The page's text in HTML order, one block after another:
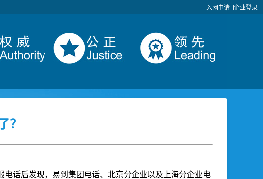
入网申请 企业登录
？
话后发现，易到集团电话、北京分企业以及上海分企业电